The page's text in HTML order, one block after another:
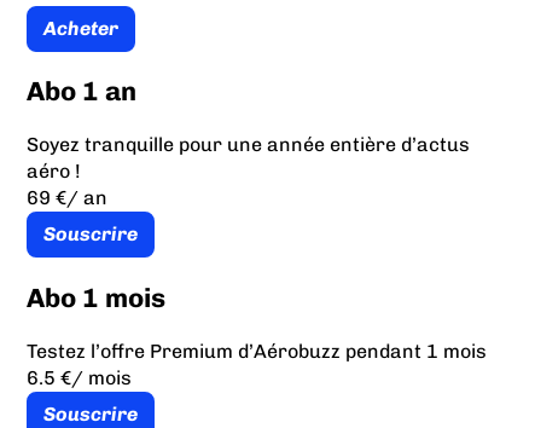
Acheter
Abo 1 an
Soyez tranquille pour une année entière d’actus
aéro !
69 €/ an
Souscrire
Abo 1 mois
Testez l’offre Premium d’Aérobuzz pendant 1 mois
6.5 €/ mois
Souscrire